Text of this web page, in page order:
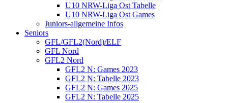
U10 NRW-Liga Ost Tabelle
U10 NRW-Liga Ost Games
Juniors-allgemeine Infos
Seniors
GFL/GFL2(Nord)/ELF
GFL Nord
GFL2 Nord
GFL2 N: Games 2023
GFL2 N: Tabelle 2023
GFL2 N: Games 2025
GFL2 N: Tabelle 2025